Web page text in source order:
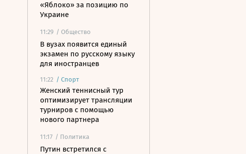
«Яблоко» за позицию по
Украине
11:29 / Общество
В вузах появится единый
экзамен по русскому языку
для иностранцев
11:22 / Спорт
Женский теннисный тур
оптимизирует трансляции
турниров с помощью
нового партнера
11:17 / Политика
Путин встретился с